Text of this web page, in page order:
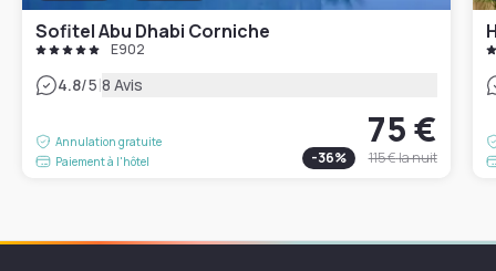
Sofitel Abu Dhabi Corniche
E902
4.8/5|8 Avis
Annulation gratuite
Paiement à l'hôtel
75 €
-36% 115 €la nuit